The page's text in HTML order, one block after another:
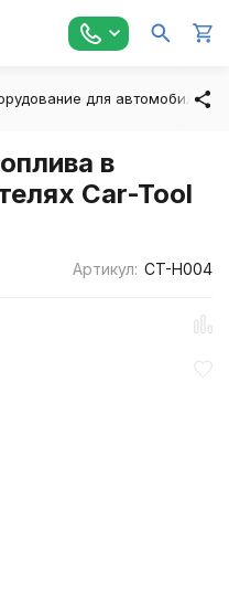
для автомобилей
в
Car-Tool
Артикул: CT-H004